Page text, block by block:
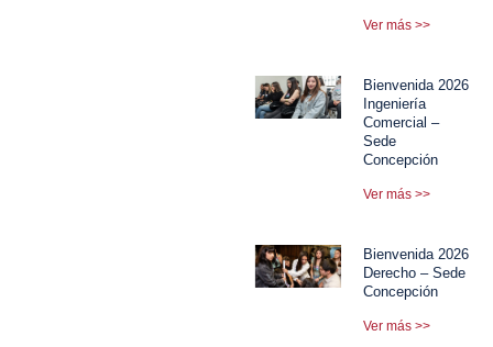
Ver más >>
Bienvenida 2026
Ingeniería
Comercial –
Sede
Concepción
Ver más >>
Bienvenida 2026
Derecho – Sede
Concepción
Ver más >>